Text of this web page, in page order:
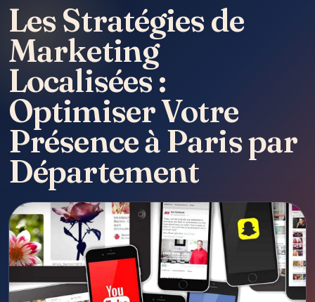
Les Stratégies de
Marketing
Localisées :
Optimiser Votre
Présence à Paris par
Département